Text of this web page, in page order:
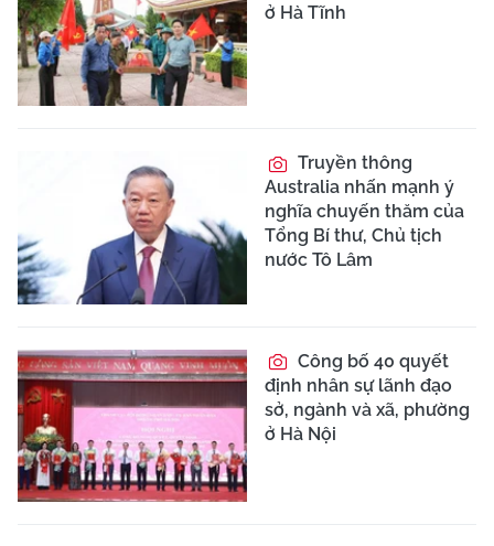
túy
ĐBQH Châu Văn
Minh: Đề xuất 6 nhóm
giải pháp hoàn thiện
Luật Phát triển đô thị
Sắp xếp trường học: Cơ
cấu, số lượng, chính
sách cho hiệu trưởng và
nhân sự